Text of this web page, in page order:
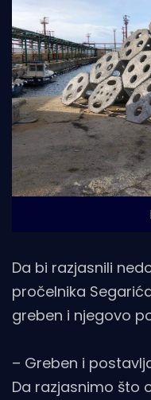
Da bi razjasnili
pročelnika
greben i njegovo
– Greben i
Da razjasnimo što